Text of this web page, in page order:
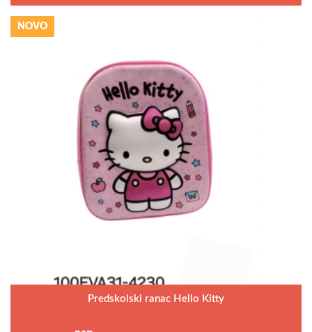
NOVO
Predskolski ranac Hello Kitty